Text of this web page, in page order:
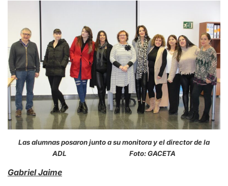
Las alumnas posaron junto a su monitora y el director de la
ADL Foto: GACETA
Gabriel Jaime